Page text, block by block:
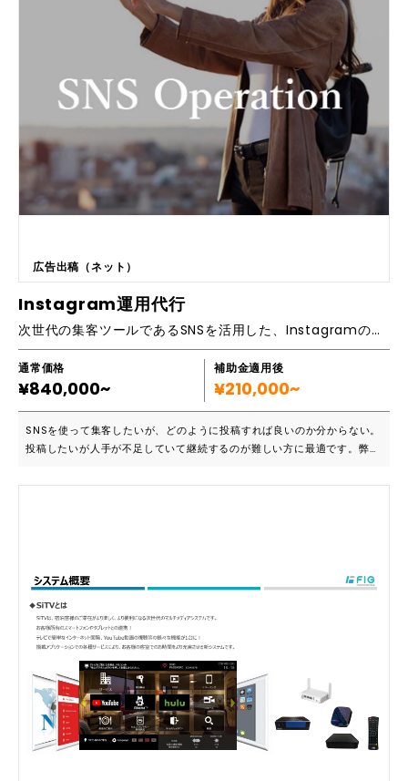
れていない ・Web集客全体におけるトレンドや変化・進化についていく
間なため時間かけて管理できない ・ネットのことがわかる担当者が現場
にいない ・異動や退職があり、都度新しい担当者への引継ぎや育成にコ
ストがかかる 元株式会社一休のメンバーをはじめ、大手ECサイトの営
業・運用・制作・マーケティング業務を経験していたスタッフやラグジュ
アリー領域を得意とする経験豊富なスタッフが、あらゆる視点でサポート
させて頂きます。 ■導入実績など 強羅花壇 玉翠 鉛温泉 富岳群青 Azumi
Setoda SOWAKA すみや亀峰菴 など ■Web集客におけるコンサ
ルティング業務 ・主要OTAの集客強化(一休.com・楽天トラベル・じゃ
らんnet など) ・公式HPの集客強化 ※定期的な打ち合わせ(オンライン or
オフライン) ※OTAとの打ち合わせの同席(日程により) ■作業代行 ・予約
アコースの１年間の固定報酬です。 ※別途成果報酬が発生いたします。
広告出稿（ネット）
Instagram運用代行
次世代の集客ツールであるSNSを活用した、Instagramの運用代行
通常価格
¥840,000~
補助金適用後
¥210,000~
SNSを使って集客したいが、どのように投稿すれば良いのか分からない。
投稿したいが人手が不足していて継続するのが難しい方に最適です。弊社
委託いただくことが可能です。 ■集客とはこんな親和性があります ・潜
が高額な費用を予算にまわせない ■弊社の運用上の強み ・宿の特徴に合
ったデザインとテキストで運用 ・フィード/ストーリーズ/長尺動画機能
などを駆使 ・インサイトを活用しユーザー分析も実施 ・シンプルかつ格
安な料金体系で運用 ビジュアルに語らせることで魅力を紡ぎ、ファンづ
くり情報発信などブランディングに寄与します。 ■導入実績など リゾー
トホテルから旅館まで10施設ほど運用中 ■メニュー内容 ①フィード投稿
②ストーリーズ投稿 ③リール投稿 ④インサイトレポート ■レポート ・イ
ンサイトに基づいたサマリーをシェアします ・〈アクセスしている場
所〉〈年齢層〉〈性別〉 〈アクティブな時間帯〉 などから貴社に適した
投稿を可能にします ■オプション ・インフルエンサー派遣：￥50,000/